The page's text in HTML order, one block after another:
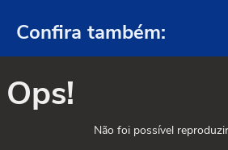
Confira também:
Ops!
Não foi possível